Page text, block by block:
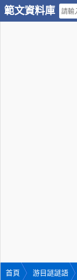
範文資料庫
首頁 游目謎謎語